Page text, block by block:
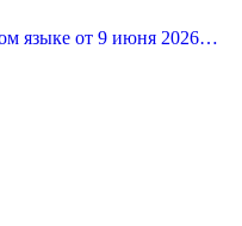
языке от 9 июня 2026…